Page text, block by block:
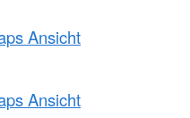
Ansicht
Ansicht